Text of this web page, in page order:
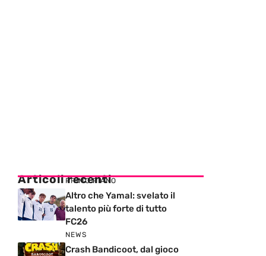
Articoli recenti
PRIMO PIANO
Altro che Yamal: svelato il
talento più forte di tutto
FC26
NEWS
Crash Bandicoot, dal gioco